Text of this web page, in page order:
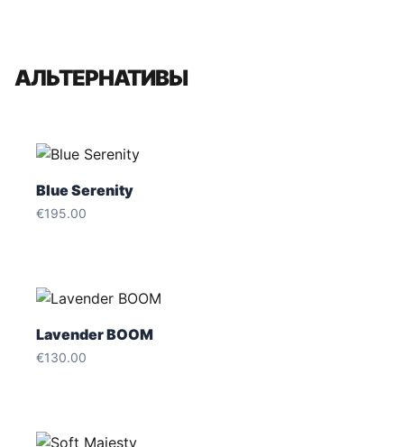
АЛЬТЕРНАТИВЫ
Blue Serenity
€195.00
Lavender BOOM
€130.00